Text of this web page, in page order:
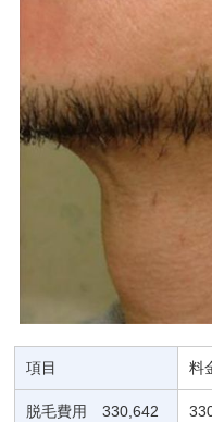
項目 料
脱毛費用 330,642